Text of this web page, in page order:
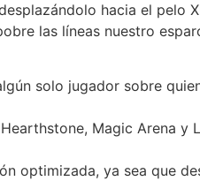
hacia el
las líneas nuestro
solo jugador sobre
Magic Arena
optimizada, ya sea que